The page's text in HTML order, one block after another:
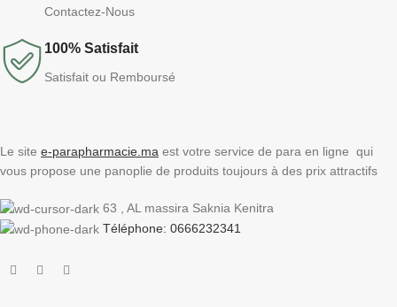
Contactez-Nous
100% Satisfait
Satisfait ou Remboursé
Le site e-parapharmacie.ma est votre service de para en ligne qui
vous propose une panoplie de produits toujours à des prix attractifs
63 , AL massira Saknia Kenitra
Téléphone: 0666232341